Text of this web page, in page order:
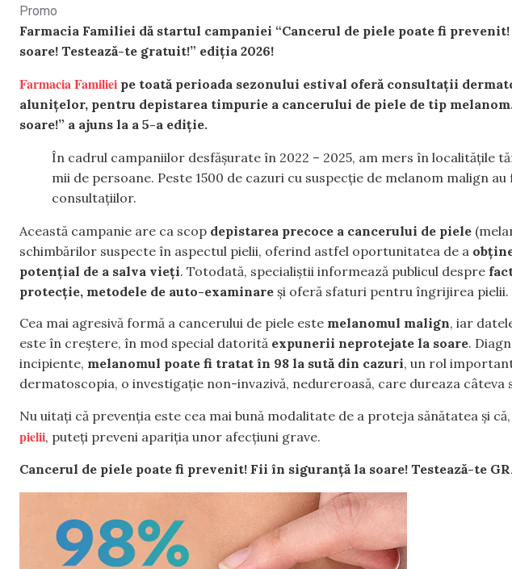
Promo
Farmacia Familiei dă startul campaniei “Cancerul de piele poate fi
soare! Testează-te gratuit!” ediția 2026!
Farmacia Familiei pe toată perioada sezonului estival oferă consultații
alunițelor, pentru depistarea timpurie a cancerului de piele de tip
soare!” a ajuns la a 5-a ediție.
În cadrul campaniilor desfășurate în 2022 – 2025, am mers în localitățile
mii de persoane. Peste 1500 de cazuri cu suspecție de melanom malign
consultațiilor.
Această campanie are ca scop depistarea precoce a cancerului de piele
schimbărilor suspecte în aspectul pielii, oferind astfel oportunitatea de a
potențial de a salva vieți. Totodată, specialiștii informează publicul despre
protecție, metodele de auto-examinare și oferă sfaturi pentru îngrijirea pielii.
Cea mai agresivă formă a cancerului de piele este melanomul malign, iar
este în creștere, în mod special datorită expunerii neprotejate la soare.
incipiente, melanomul poate fi tratat în 98 la sută din cazuri, un rol
dermatoscopia, o investigație non-invazivă, nedureroasă, care dureaza câteva
Nu uitați că prevenția este cea mai bună modalitate de a proteja sănătatea și
pielii, puteți preveni apariția unor afecțiuni grave.
Cancerul de piele poate fi prevenit! Fii în siguranță la soare! Testează-te